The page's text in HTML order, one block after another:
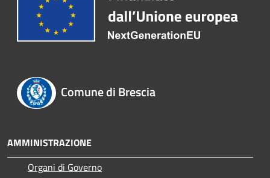
Comune di Brescia
AMMINISTRAZIONE
Organi di Governo